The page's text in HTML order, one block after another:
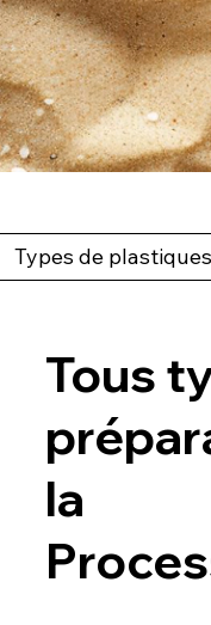
Types de plastiques
Tous
la